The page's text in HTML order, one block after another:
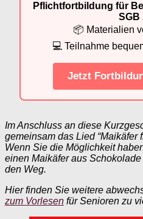
Pflichtfortbildung für
SGB
📦 Materialien
💻 Teilnahme
Jetzt
Im Anschluss an diese
gemeinsam das Lied “Maikäfer
Wenn Sie die Möglichkeit
einen Maikäfer aus
den Weg.
Hier finden Sie weitere
zum Vorlesen für Senioren zu